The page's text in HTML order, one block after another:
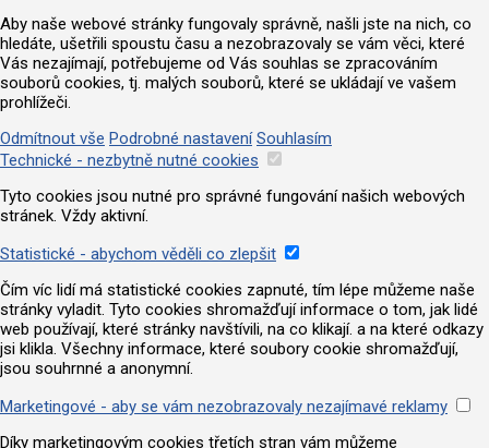
Aby naše webové stránky fungovaly správně, našli jste na nich, co
hledáte, ušetřili spoustu času a nezobrazovaly se vám věci, které
Vás nezajímají, potřebujeme od Vás souhlas se zpracováním
souborů cookies, tj. malých souborů, které se ukládají ve vašem
prohlížeči.
Odmítnout vše Podrobné nastavení Souhlasím
Technické - nezbytně nutné cookies
Tyto cookies jsou nutné pro správné fungování našich webových
stránek. Vždy aktivní.
Statistické - abychom věděli co zlepšit
Čím víc lidí má statistické cookies zapnuté, tím lépe můžeme naše
stránky vyladit. Tyto cookies shromažďují informace o tom, jak lidé
web používají, které stránky navštívili, na co klikají. a na které odkazy
jsi klikla. Všechny informace, které soubory cookie shromažďují,
jsou souhrnné a anonymní.
Marketingové - aby se vám nezobrazovaly nezajímavé reklamy
Díky marketingovým cookies třetích stran vám můžeme